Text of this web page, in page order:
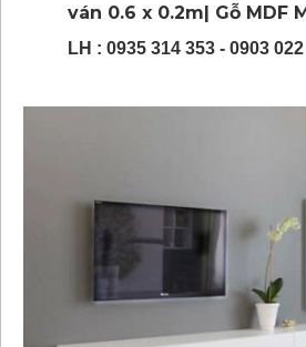
ván 0.6 x 0.2m| Gỗ MDF
LH : 0935 314 353 - 0903